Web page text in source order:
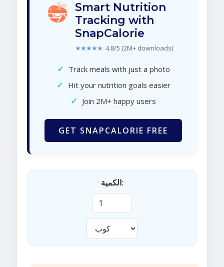
Smart Nutrition
Tracking with
SnapCalorie
★★★★★ 4.8/5 (2M+ downloads)
✓ Track meals with just a photo
✓ Hit your nutrition goals easier
✓ Join 2M+ happy users
GET SNAPCALORIE FREE
الكمية: